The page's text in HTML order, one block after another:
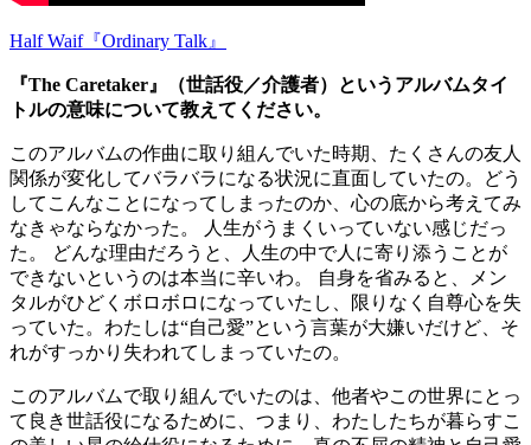
Half Waif『Ordinary Talk』
『The Caretaker』（世話役／介護者）というアルバムタイ
トルの意味について教えてください。
このアルバムの作曲に取り組んでいた時期、たくさんの友人
関係が変化してバラバラになる状況に直面していたの。どう
してこんなことになってしまったのか、心の底から考えてみ
なきゃならなかった。 人生がうまくいっていない感じだっ
た。 どんな理由だろうと、人生の中で人に寄り添うことが
できないというのは本当に辛いわ。 自身を省みると、メン
タルがひどくボロボロになっていたし、限りなく自尊心を失
っていた。わたしは“自己愛”という言葉が大嫌いだけど、そ
れがすっかり失われてしまっていたの。
このアルバムで取り組んでいたのは、他者やこの世界にとっ
て良き世話役になるために、つまり、わたしたちが暮らすこ